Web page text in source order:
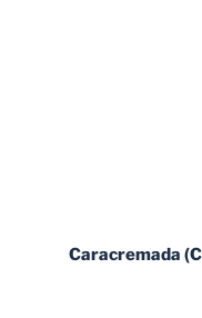
Caracremada